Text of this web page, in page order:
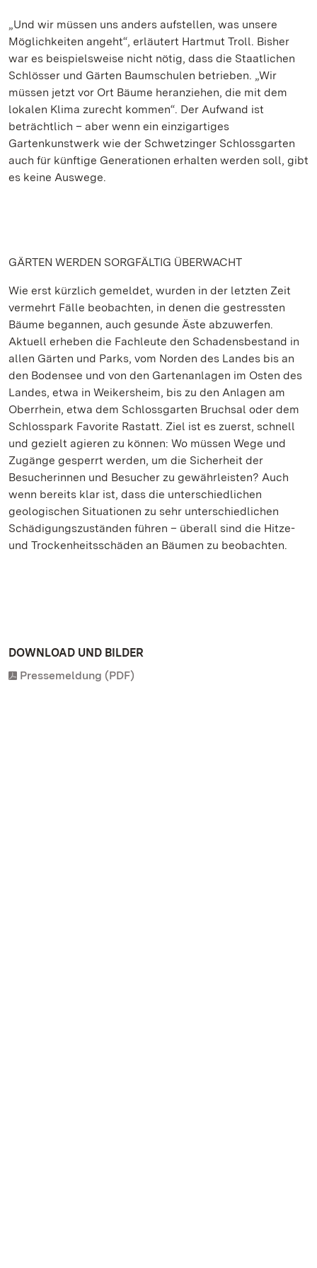
„Und wir müssen uns anders aufstellen, was unsere
Möglichkeiten angeht“, erläutert Hartmut Troll. Bisher
war es beispielsweise nicht nötig, dass die Staatlichen
Schlösser und Gärten Baumschulen betrieben. „Wir
müssen jetzt vor Ort Bäume heranziehen, die mit dem
lokalen Klima zurecht kommen“. Der Aufwand ist
beträchtlich – aber wenn ein einzigartiges
Gartenkunstwerk wie der Schwetzinger Schlossgarten
auch für künftige Generationen erhalten werden soll, gibt
es keine Auswege.
GÄRTEN WERDEN SORGFÄLTIG ÜBERWACHT
Wie erst kürzlich gemeldet, wurden in der letzten Zeit
vermehrt Fälle beobachten, in denen die gestressten
Bäume begannen, auch gesunde Äste abzuwerfen.
Aktuell erheben die Fachleute den Schadensbestand in
allen Gärten und Parks, vom Norden des Landes bis an
den Bodensee und von den Gartenanlagen im Osten des
Landes, etwa in Weikersheim, bis zu den Anlagen am
Oberrhein, etwa dem Schlossgarten Bruchsal oder dem
Schlosspark Favorite Rastatt. Ziel ist es zuerst, schnell
und gezielt agieren zu können: Wo müssen Wege und
Zugänge gesperrt werden, um die Sicherheit der
Besucherinnen und Besucher zu gewährleisten? Auch
wenn bereits klar ist, dass die unterschiedlichen
geologischen Situationen zu sehr unterschiedlichen
Schädigungszuständen führen – überall sind die Hitze-
und Trockenheitsschäden an Bäumen zu beobachten.
DOWNLOAD UND BILDER
Pressemeldung (PDF)